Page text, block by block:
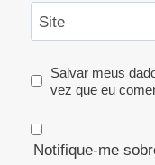
Site
Salvar meus
vez que eu
Notifique-me